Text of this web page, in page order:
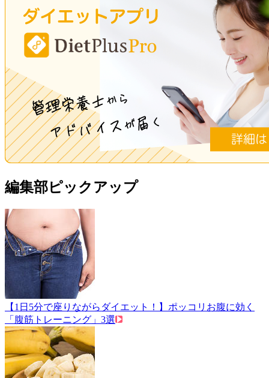
編集部ピックアップ
【1日5分で座りながらダイエット！】ポッコリお腹に効く
「腹筋トレーニング」3選